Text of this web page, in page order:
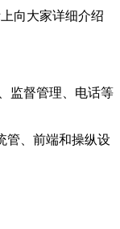
向大家详细介绍
监督管理、电话等
管、前端和操纵设